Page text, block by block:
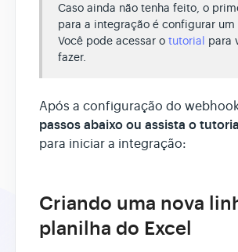
Caso ainda não tenha feito, o
para a integração é configurar um
Você pode acessar o tutorial para
fazer.
Após a configuração do
passos abaixoou assista o
para iniciar a integração:
Criando uma nova
planilha do Excel